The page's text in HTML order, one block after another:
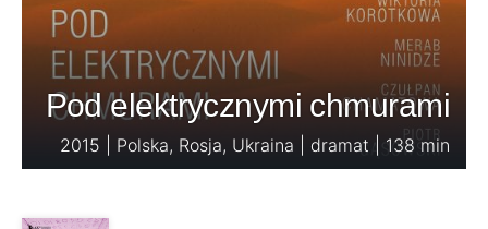
Pod elektrycznymi chmurami
2015 | Polska, Rosja, Ukraina | dramat | 138 min